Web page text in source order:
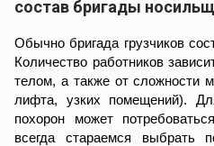
состав бригады
Обычно бригада грузчиков
Количество работников
телом, а также от сложности
лифта, узких помещений).
похорон может
всегда стараемся выбрать